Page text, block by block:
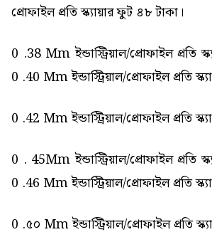
প্রোফাইল প্রতি স্ক্যায়ার ফুট ৪৮ টাকা।
0 .38 Mm ইন্ডাস্ট্রিয়াল/প্রোফাইল প্রতি
0 .40 Mm ইন্ডাস্ট্রিয়াল/প্রোফাইল প্রতি
0 .42 Mm ইন্ডাস্ট্রিয়াল/প্রোফাইল প্রতি
0 . 45Mm ইন্ডাস্ট্রিয়াল/প্রোফাইল প্রতি
0 .46 Mm ইন্ডাস্ট্রিয়াল/প্রোফাইল প্রতি
0 .৫০ Mm ইন্ডাস্ট্রিয়াল/প্রোফাইল প্রতি